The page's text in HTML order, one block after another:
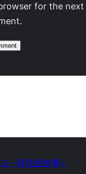
for the next
~尋找新鮮事~